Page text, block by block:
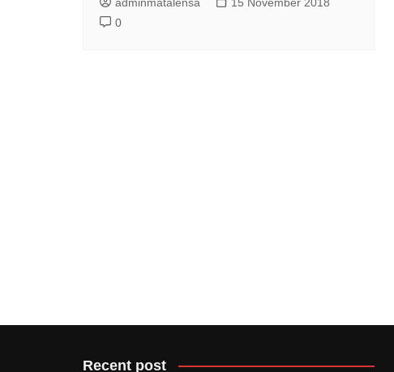
adminmatalensa
15 November 2018
0
Recent post